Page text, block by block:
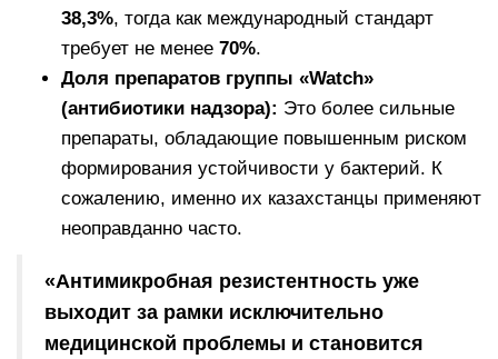
38,3%, тогда как международный стандарт
требует не менее 70%.
Доля препаратов группы «Watch»
(антибиотики надзора): Это более сильные
препараты, обладающие повышенным риском
формирования устойчивости у бактерий. К
сожалению, именно их казахстанцы применяют
неоправданно часто.
«Антимикробная резистентность уже
выходит за рамки исключительно
медицинской проблемы и становится